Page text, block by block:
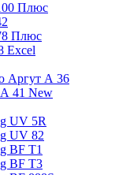
Плюс
Плюс
Excel
Аргут А 36
41 New
UV 5R
UV 82
BF T1
BF T3